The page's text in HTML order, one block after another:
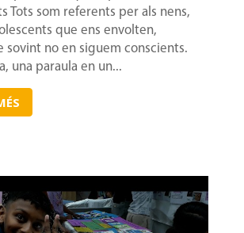
Tots som referents per als nens,
que ens envolten,
sovint no en siguem conscients.
una paraula en un...